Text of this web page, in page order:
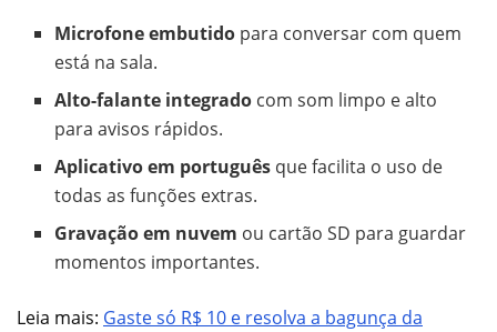
Microfone embutido para conversar com quem
está na sala.
Alto-falante integrado com som limpo e alto
para avisos rápidos.
Aplicativo em português que facilita o uso de
todas as funções extras.
Gravação em nuvem ou cartão SD para guardar
momentos importantes.
Leia mais: Gaste só R$ 10 e resolva a bagunça da